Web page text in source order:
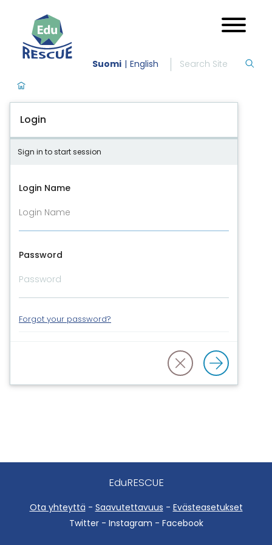
Suomi English
Login
Sign in to start session
Login Name
Password
Forgot your password?
EduRESCUE
Ota yhteyttä - Saavutettavuus - Evästeasetukset
Twitter - Instagram - Facebook